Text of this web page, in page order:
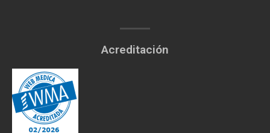
Acreditación